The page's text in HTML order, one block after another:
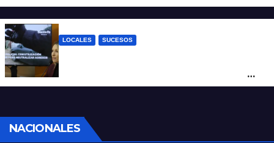
tendida sobre la calzada
LOCALES SUCESOS
con un arma blanca en la ruta 168
NACIONALES